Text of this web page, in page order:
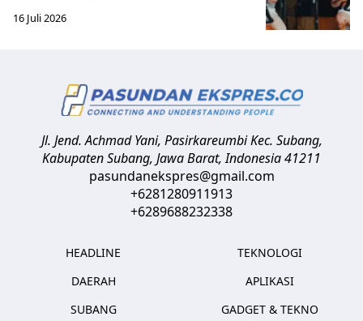
16 Juli 2026
Jl. Jend. Achmad Yani, Pasirkareumbi Kec. Subang,
Kabupaten Subang, Jawa Barat,Indonesia41211
pasundanekspres@gmail.com
+6281280911913
+6289688232338
HEADLINE
DAERAH
SUBANG
TEKNOLOGI
APLIKASI
GADGET & TEKNO